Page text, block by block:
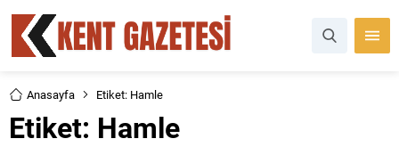
Anasayfa Etiket: Hamle
Etiket: Hamle